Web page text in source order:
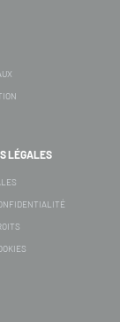
LÉGALES